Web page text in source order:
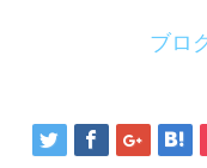
ブロ